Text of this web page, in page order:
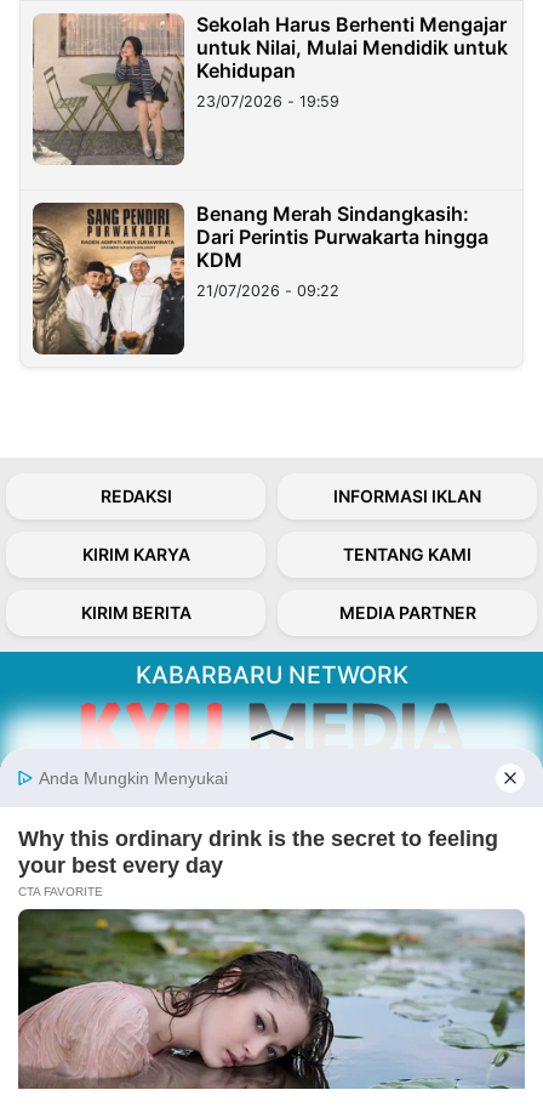
Sekolah Harus Berhenti Mengajar
untuk Nilai, Mulai Mendidik untuk
Kehidupan
23/07/2026 - 19:59
Benang Merah Sindangkasih:
Dari Perintis Purwakarta hingga
KDM
21/07/2026 - 09:22
REDAKSI INFORMASI IKLAN
KIRIM KARYA TENTANG KAMI
KIRIM BERITA MEDIA PARTNER
KABARBARU NETWORK
Kabarbaru.co menyajikan berita aktual dan
inspiratif dari sudut pandang berbaik sangka
Follow Kabarbaru